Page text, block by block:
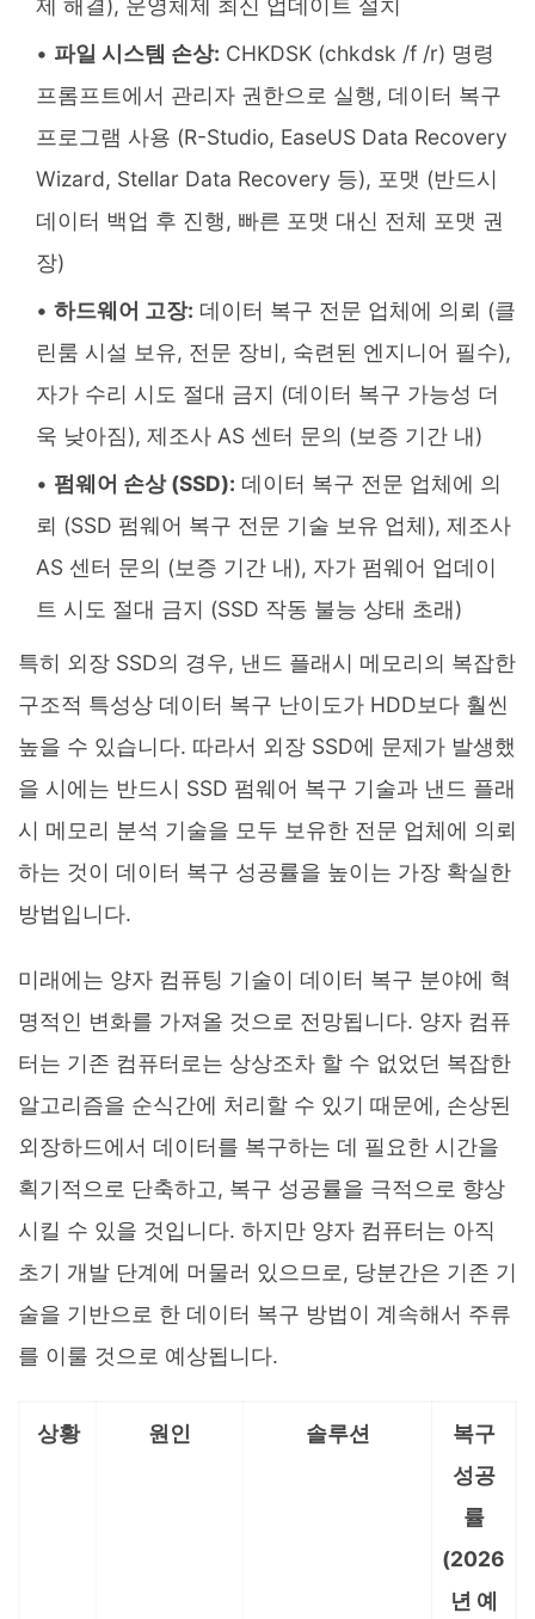
제 해결), 운영체제 최신 업데이트 설치
파일 시스템 손상: CHKDSK (chkdsk /f /r) 명령
프롬프트에서 관리자 권한으로 실행, 데이터 복구
프로그램 사용 (R-Studio, EaseUS Data Recovery
Wizard, Stellar Data Recovery 등), 포맷 (반드시
데이터 백업 후 진행, 빠른 포맷 대신 전체 포맷 권
장)
하드웨어 고장: 데이터 복구 전문 업체에 의뢰 (클
린룸 시설 보유, 전문 장비, 숙련된 엔지니어 필수),
자가 수리 시도 절대 금지 (데이터 복구 가능성 더
욱 낮아짐), 제조사 AS 센터 문의 (보증 기간 내)
펌웨어 손상 (SSD): 데이터 복구 전문 업체에 의
뢰 (SSD 펌웨어 복구 전문 기술 보유 업체), 제조사
AS 센터 문의 (보증 기간 내), 자가 펌웨어 업데이
트 시도 절대 금지 (SSD 작동 불능 상태 초래)
특히 외장 SSD의 경우, 낸드 플래시 메모리의 복잡한
구조적 특성상 데이터 복구 난이도가 HDD보다 훨씬
높을 수 있습니다. 따라서 외장 SSD에 문제가 발생했
을 시에는 반드시 SSD 펌웨어 복구 기술과 낸드 플래
시 메모리 분석 기술을 모두 보유한 전문 업체에 의뢰
하는 것이 데이터 복구 성공률을 높이는 가장 확실한
방법입니다.
미래에는 양자 컴퓨팅 기술이 데이터 복구 분야에 혁
명적인 변화를 가져올 것으로 전망됩니다. 양자 컴퓨
터는 기존 컴퓨터로는 상상조차 할 수 없었던 복잡한
알고리즘을 순식간에 처리할 수 있기 때문에, 손상된
외장하드에서 데이터를 복구하는 데 필요한 시간을
획기적으로 단축하고, 복구 성공률을 극적으로 향상
시킬 수 있을 것입니다. 하지만 양자 컴퓨터는 아직
초기 개발 단계에 머물러 있으므로, 당분간은 기존 기
술을 기반으로 한 데이터 복구 방법이 계속해서 주류
를 이룰 것으로 예상됩니다.
상황 원인 솔루션
복구
성공
률
(2026
년 예